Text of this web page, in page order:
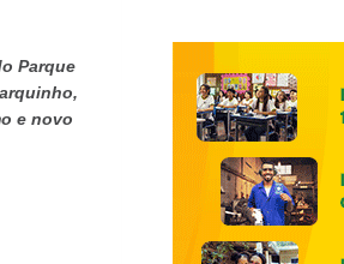
Parque
e novo